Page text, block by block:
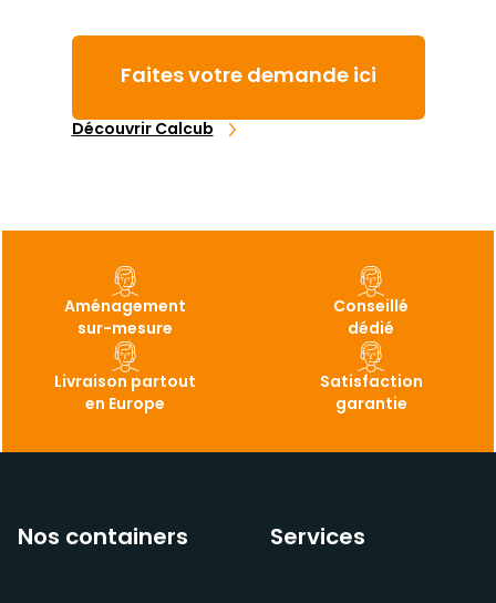
Faites votre demande ici
Découvrir Calcub
Aménagement
sur-mesure
Conseillé
dédié
Livraison partout
en Europe
Satisfaction
garantie
Nos containers Services